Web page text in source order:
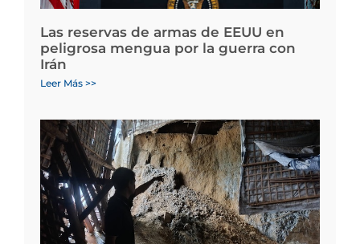
Las reservas de armas de EEUU en
peligrosa mengua por la guerra con
Irán
Leer Más >>